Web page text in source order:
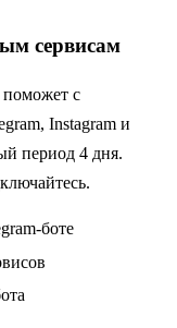
сервисам
поможет с
Instagram и
период 4 дня.
боте